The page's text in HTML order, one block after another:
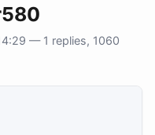
— 1 replies, 1060